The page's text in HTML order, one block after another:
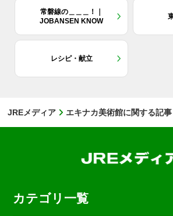
常磐線の＿＿＿！｜
JOBANSEN KNOW
レシピ・献立
JREメディア エキナカ美術館に関する記事
カテゴリ一覧